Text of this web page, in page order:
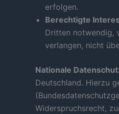
erfolgen.
Berechtigte
Dritten notwendig,
verlangen, nicht
Nationale
Deutschland. Hierzu
Widerspruchsrecht,